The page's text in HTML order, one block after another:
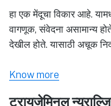
हा एक मेंदूचा विकार आहे.
वागणूक, संवेदना असामान्य
देखील होते. यासाठी अचूक
Know more
ट्रायजेमिनल